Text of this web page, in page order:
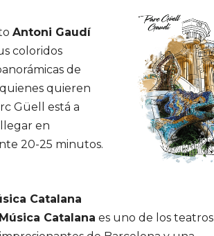
Antoni Gaudí
coloridos
de
quieren
Güell está a
en
20-25 minutos.
Catalana
Catalana es uno de los teatros